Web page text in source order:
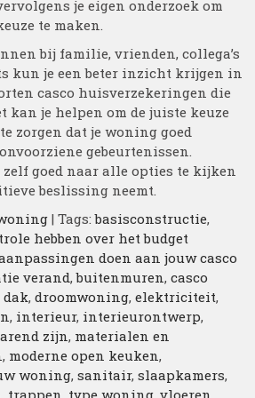
je eigen onderzoek om
te maken.
bij familie, vrienden, collega’s
kun je een beter inzicht krijgen in
casco huisverzekeringen die
kan je helpen om de juiste keuze
zorgen dat je woning goed
gebeurtenissen.
zelf goed naar alle opties te kijken
beslissing neemt.
| Tags:basisconstructie,
hebben over het budget
doen aan jouw casco
verand,buitenmuren,casco
dak,droomwoning,elektriciteit,
, interieur, interieurontwerp,
zijn, materialen en
, moderne open keuken,
woning,sanitair,slaapkamers,
trappen type woning ,vloeren